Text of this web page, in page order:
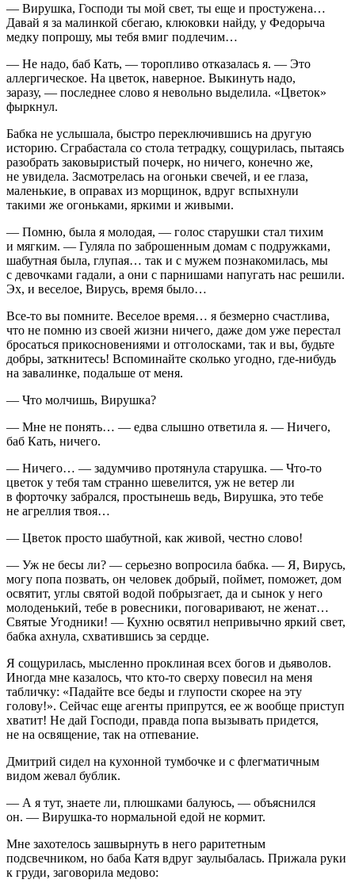
— Вирушка, Господи ты мой свет, ты еще и простужена…
Давай я за малинкой сбегаю, клюковки найду, у Федорыча
медку попрошу, мы тебя вмиг подлечим…
— Не надо, баб Кать, — торопливо отказалась я. — Это
аллергическое. На цветок, наверное. Выкинуть надо,
заразу, — последнее слово я невольно выделила. «Цветок»
фыркнул.
Бабка не услышала, быстро переключившись на другую
историю. Сграбастала со стола тетрадку, сощурилась, пытаясь
разобрать заковыристый почерк, но ничего, конечно же,
не увидела. Засмотрелась на огоньки свечей, и ее глаза,
маленькие, в оправах из морщинок, вдруг вспыхнули
такими же огоньками, яркими и живыми.
— Помню, была я молодая, — голос старушки стал тихим
и мягким. — Гуляла по заброшенным домам с подружками,
шабутная была, глупая… так и с мужем познакомилась, мы
с девочками гадали, а они с парнишами напугать нас решили.
Эх, и веселое, Вирусь, время было…
Все-то вы помните. Веселое время… я безмерно счастлива,
что не помню из своей жизни ничего, даже дом уже перестал
бросаться прикосновениями и отголосками, так и вы, будьте
добры, заткнитесь! Вспоминайте сколько угодно, где-нибудь
на завалинке, подальше от меня.
— Что молчишь, Вирушка?
— Мне не понять… — едва слышно ответила я. — Ничего,
баб Кать, ничего.
— Ничего… — задумчиво протянула старушка. — Что-то
цветок у тебя там странно шевелится, уж не ветер ли
в форточку забрался, простынешь ведь, Вирушка, это тебе
не агреллия твоя…
— Цветок просто шабутной, как живой, честно слово!
— Уж не бесы ли? — серьезно вопросила бабка. — Я, Вирусь,
могу попа позвать, он человек добрый, поймет, поможет, дом
освятит, углы святой водой побрызгает, да и сынок у него
молоденький, тебе в ровесники, поговаривают, не женат…
Святые Угодники! — Кухню освятил непривычно яркий свет,
бабка ахнула, схватившись за сердце.
Я сощурилась, мысленно проклиная всех богов и дьяволов.
Иногда мне казалось, что кто-то сверху повесил на меня
табличку: «Падайте все беды и глупости скорее на эту
голову!». Сейчас еще агенты припрутся, ее ж вообще приступ
хватит! Не дай Господи, правда попа вызывать придется,
не на освящение, так на отпевание.
Дмитрий сидел на кухонной тумбочке и с флегматичным
видом жевал бублик.
— А я тут, знаете ли, плюшками балуюсь, — объяснился
он. — Вирушка-то нормальной едой не кормит.
Мне захотелось зашвырнуть в него раритетным
подсвечником, но баба Катя вдруг заулыбалась. Прижала руки
к груди, заговорила медово: